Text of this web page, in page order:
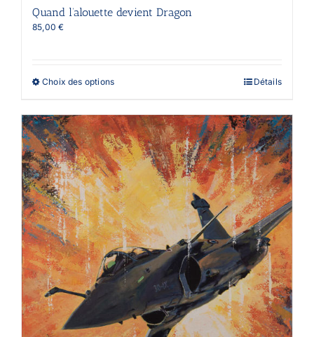
Quand l’alouette devient Dragon
85,00€
Choix des optionsCe
plusieurs
variations.
Les
options
peuvent
être
choisies
sur
la
page
du
produit
Détails